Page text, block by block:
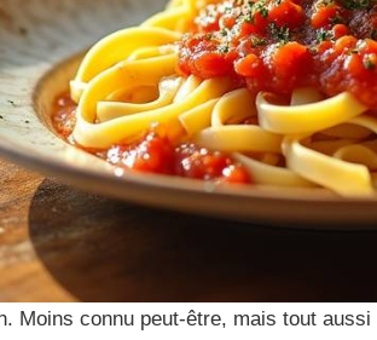
Moins connu peut-être, mais tout